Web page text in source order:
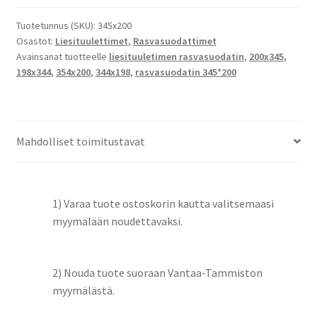
Tuotetunnus (SKU): 345x200
Osastot: Liesituulettimet, Rasvasuodattimet
Avainsanat tuotteelle liesituuletimen rasvasuodatin, 200x345,
198x344, 354x200, 344x198, rasvasuodatin 345*200
Mahdolliset toimitustavat
1) Varaa tuote ostoskorin kautta valitsemaasi
myymälään noudettavaksi.
2) Nouda tuote suoraan Vantaa-Tammiston
myymälästä.